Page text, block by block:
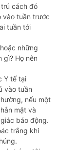
cách đó
vào tuần trước
tuần tới
những
gì? Họ nên
Y tế tại
vào tuần
nếu một
mặt và
báo động.
trắng khi